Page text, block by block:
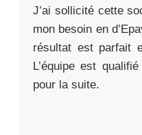
J’ai sollicité cette
mon besoin en
résultat est parfait
L’équipe est
pour la suite.